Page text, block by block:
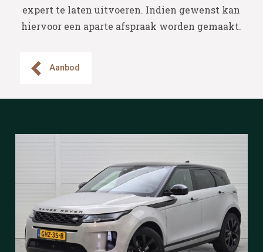
expert te laten uitvoeren. Indien gewenst kan
hiervoor een aparte afspraak worden gemaakt.
Aanbod